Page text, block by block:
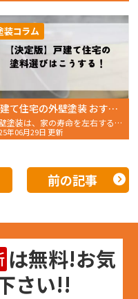
戸建て住宅の外壁塗装 おすすめ塗料選びの決定版
外壁塗装は、家の寿命を左右する重要なメンテナンスです。適切な塗料を選ぶことで、美観を長く保ち、建物の劣化を防ぐことができます。しかし、塗料の種類やメーカーが多く、どれを選べば良いか迷ってしまう方も多いのではないでしょうか。
年06月29日 更新
装コラム
前の記事
は無料!お気
さい!!